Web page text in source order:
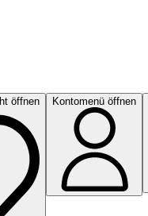
öffnen Kontomenü öffnen